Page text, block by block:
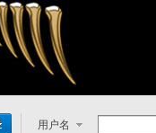
用户名